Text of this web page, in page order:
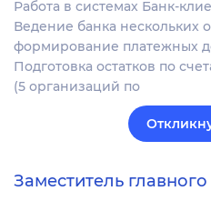
Работа в системах Банк-
Ведение банка нескольких
формирование платежных
Подготовка остатков по
(5 организаций по
Заместитель главного